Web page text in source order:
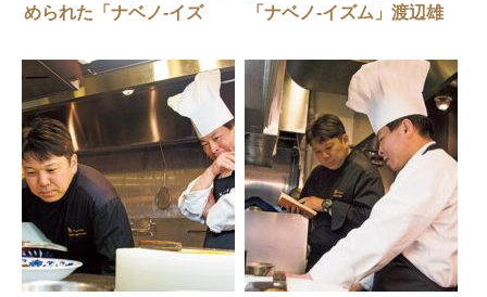
められた「ナベノ-イズ
ない
「ナベノ-イズム」渡辺雄